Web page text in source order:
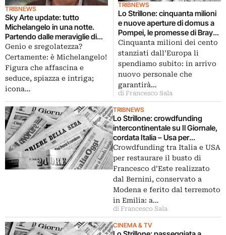
TRIBNEWS
Sky Arte update: tutto
Michelangelo in una notte.
Partendo dalle meraviglie di
una Cappella Sistina svelata in
tutto il suo magico splendore,
arrivando alle suggestioni di
un possibile e misterioso…
Codice!
Genio e sregolatezza?
Certamente: è Michelangelo!
Figura che affascina e
seduce, spiazza e intriga;
icona…
TRIBNEWS
Lo Strillone: cinquanta milioni
e nuove aperture di domus a
Pompei, le promesse di Bray
su La Repubblica. E poi Calder
alla Beyeler, anteprima per
museo di Renzo Piano a
Trento, Dan Brown porta
turisti a Firenze…
Cinquanta milioni dei cento
stanziati dall’Europa li
spendiamo subito: in arrivo
nuovo personale che
garantirà…
di Francesco Sala
TRIBNEWS
Lo Strillone: crowdfunding
intercontinentale su Il Giornale,
cordata Italia – Usa per
restaurare il busto di Francesco
d’Este del Bernini. E poi Editalia
al Salone del Libro, Mike Kelley
all’Hangar, arriva l’Inferno di
Dan Brown…
Crowdfunding tra Italia e USA
per restaurare il busto di
Francesco d’Este realizzato
dal Bernini, conservato a
Modena e ferito dal terremoto
in Emilia: a…
di Francesco Sala
CINEMA & TV